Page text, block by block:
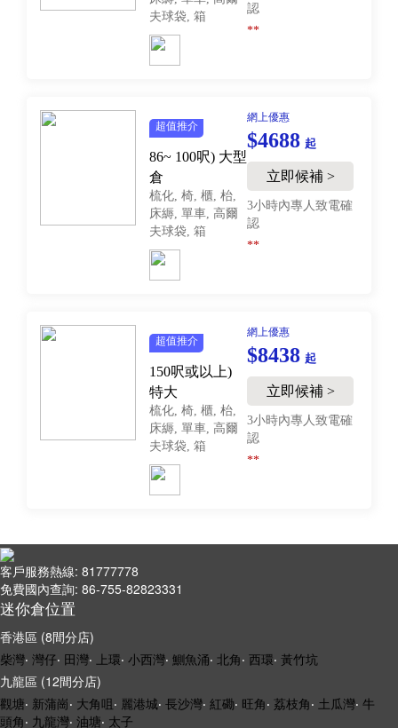
夫球袋, 箱
認
**
超值推介
86~ 100呎) 大型
倉
梳化, 椅, 櫃, 枱,
床縟, 單車, 高爾
夫球袋, 箱
網上優惠
$4688 起
立即候補 >
3小時內專人致電確
認
**
超值推介
150呎或以上)
特大
梳化, 椅, 櫃, 枱,
床縟, 單車, 高爾
夫球袋, 箱
網上優惠
$8438 起
立即候補 >
3小時內專人致電確
認
**
客戶服務熱線: 81777778
免費國內查詢: 86-755-82823331
迷你倉位置
香港區 (8間分店)
柴灣‧ 灣仔‧ 田灣‧ 上環‧ 小西灣‧ 鰂魚涌‧ 北角‧ 西環‧ 黃竹坑
九龍區 (12間分店)
觀塘‧ 新蒲崗‧ 大角咀‧ 麗港城‧ 長沙灣‧ 紅磡‧ 旺角‧ 荔枝角‧ 土瓜灣‧ 牛
頭角‧ 九龍灣‧ 油塘‧ 太子